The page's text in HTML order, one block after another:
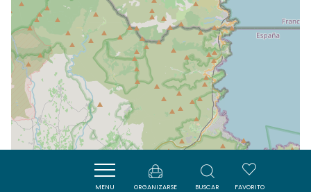
MENU ORGANIZARSE BUSCAR FAVORITO